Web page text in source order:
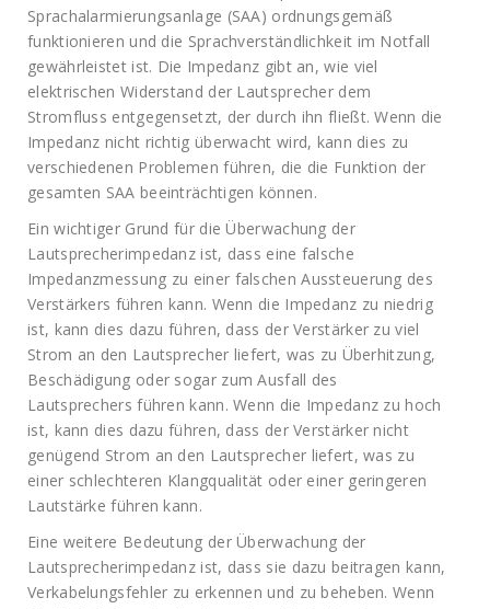
Sprachalarmierungsanlage (SAA) ordnungsgemäß
funktionieren und die Sprachverständlichkeit im Notfall
gewährleistet ist. Die Impedanz gibt an, wie viel
elektrischen Widerstand der Lautsprecher dem
Stromfluss entgegensetzt, der durch ihn fließt. Wenn die
Impedanz nicht richtig überwacht wird, kann dies zu
verschiedenen Problemen führen, die die Funktion der
gesamten SAA beeinträchtigen können.
Ein wichtiger Grund für die Überwachung der
Lautsprecherimpedanz ist, dass eine falsche
Impedanzmessung zu einer falschen Aussteuerung des
Verstärkers führen kann. Wenn die Impedanz zu niedrig
ist, kann dies dazu führen, dass der Verstärker zu viel
Strom an den Lautsprecher liefert, was zu Überhitzung,
Beschädigung oder sogar zum Ausfall des
Lautsprechers führen kann. Wenn die Impedanz zu hoch
ist, kann dies dazu führen, dass der Verstärker nicht
genügend Strom an den Lautsprecher liefert, was zu
einer schlechteren Klangqualität oder einer geringeren
Lautstärke führen kann.
Eine weitere Bedeutung der Überwachung der
Lautsprecherimpedanz ist, dass sie dazu beitragen kann,
Verkabelungsfehler zu erkennen und zu beheben. Wenn